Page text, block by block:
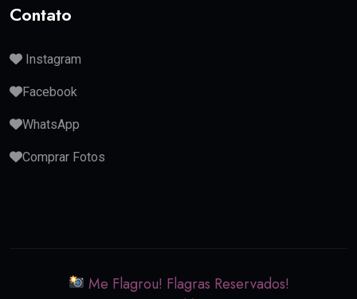
Contato
Instagram
Facebook
WhatsApp
Comprar Fotos
Me Flagrou! Flagras Reservados!